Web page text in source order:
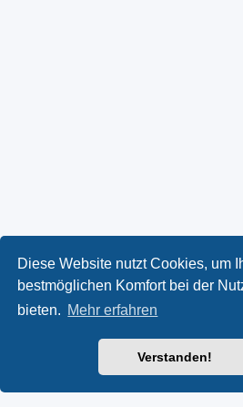
Diese Website nutzt Cookies, um
bestmöglichen Komfort bei der
bieten. Mehr erfahren
Verstanden!